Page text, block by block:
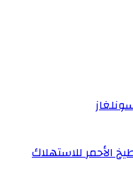
الأحمر للاستهلاك